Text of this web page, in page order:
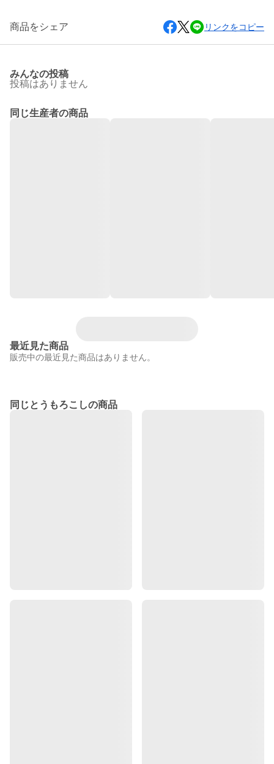
商品をシェア リンクをコピー
みんなの投稿
投稿はありません
同じ生産者の商品
最近見た商品
販売中の最近見た商品はありません。
同じとうもろこしの商品